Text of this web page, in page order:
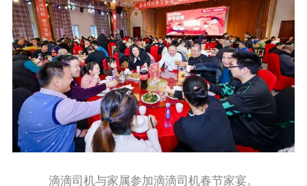
滴滴司机与家属参加滴滴司机春节家宴。